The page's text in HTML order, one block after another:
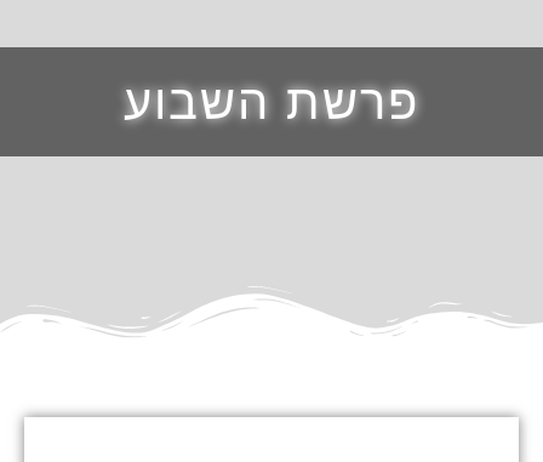
פרשת השבוע